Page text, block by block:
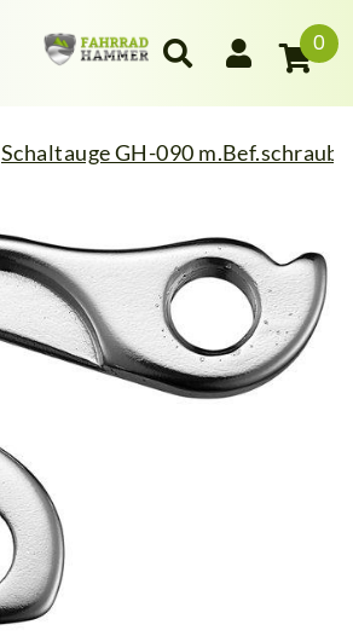
0
Schaltauge GH-090